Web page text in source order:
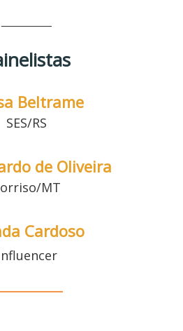
Beltrame
SES/RS
de Oliveira
MT
Cardoso
nfluencer